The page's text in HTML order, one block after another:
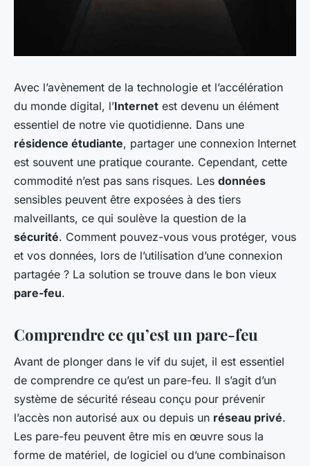
Avec l’avènement de la technologie et l’accélération
du monde digital, l’Internet est devenu un élément
essentiel de notre vie quotidienne. Dans une
résidence étudiante, partager une connexion Internet
est souvent une pratique courante. Cependant, cette
commodité n’est pas sans risques. Les données
sensibles peuvent être exposées à des tiers
malveillants, ce qui soulève la question de la
sécurité. Comment pouvez-vous vous protéger, vous
et vos données, lors de l’utilisation d’une connexion
partagée ? La solution se trouve dans le bon vieux
pare-feu.
Comprendre ce qu’est un pare-feu
Avant de plonger dans le vif du sujet, il est essentiel
de comprendre ce qu’est un pare-feu. Il s’agit d’un
système de sécurité réseau conçu pour prévenir
l’accès non autorisé aux ou depuis un réseau privé.
Les pare-feu peuvent être mis en œuvre sous la
forme de matériel, de logiciel ou d’une combinaison